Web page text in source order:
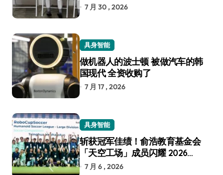
7 月 30 , 2026
具身智能
做机器人的波士顿 被做汽车的韩
国现代 全资收购了
7 月 17 , 2026
具身智能
斩获冠军佳绩！俞浩教育基金会
「天空工场」成员闪耀 2026
RoboCup 机器人世界杯
7 月 6 , 2026